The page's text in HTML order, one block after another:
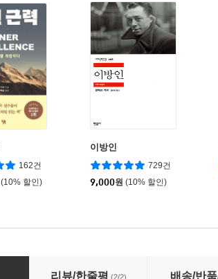
162건
(10% 할인)
이방인
729건
9,000원 (10% 할인)
리뷰/한줄평 (2/2) 배송/반